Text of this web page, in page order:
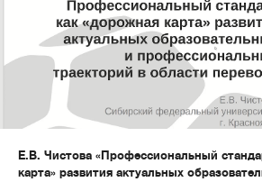
Е.В. Чистова «Профессиональный
карта» развития актуальных